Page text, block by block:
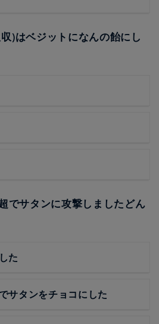
)はベジットになんの飴にし
でサタンに攻撃しましたどん
た
サタンをチョコにした